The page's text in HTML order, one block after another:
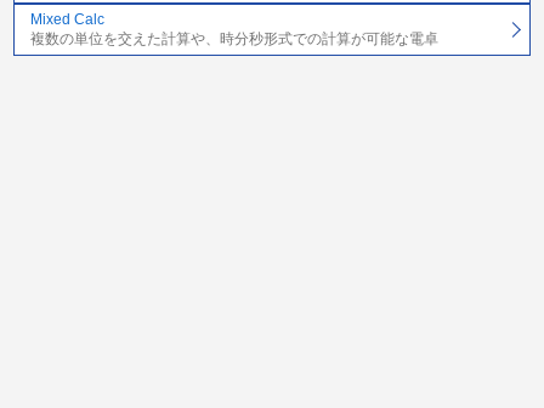
Mixed Calc
複数の単位を交えた計算や、時分秒形式での計算が可能な電卓